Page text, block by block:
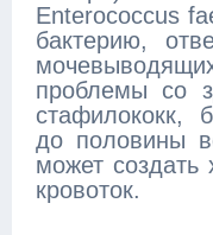
Enterococcus
бактерию,
проблемы со
стафилококк,
до половины
может создать
кровоток.